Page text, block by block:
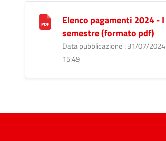
Elenco pagamenti 2024 - I
semestre (formato pdf)
Data pubblicazione : 31/07/2024
15:49